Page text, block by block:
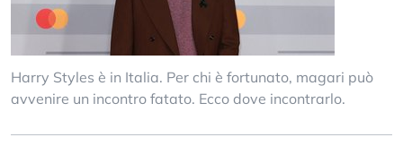
Harry Styles è in Italia. Per chi è fortunato, magari può
avvenire un incontro fatato. Ecco dove incontrarlo.